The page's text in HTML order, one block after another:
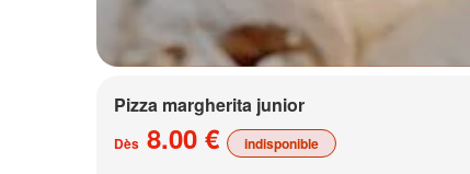
Pizza margherita junior
Dès 8.00 € indisponible